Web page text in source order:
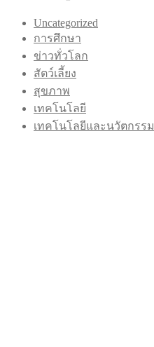
Uncategorized
การศึกษา
ข่าวทั่วโลก
สัตว์เลี้ยง
สุขภาพ
เทคโนโลยี
เทคโนโลยีและนวัตกรรม